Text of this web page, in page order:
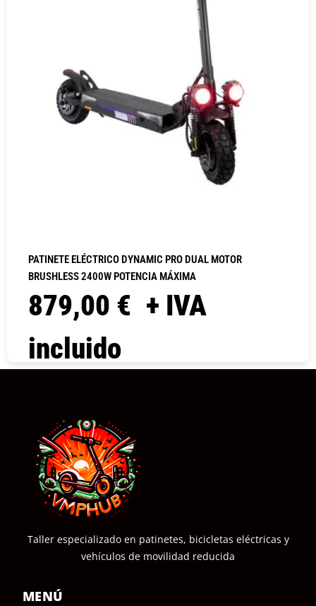
PATINETE ELÉCTRICO DYNAMIC PRO DUAL MOTOR
BRUSHLESS 2400W POTENCIA MÁXIMA
879,00 € + IVA
incluido
Taller especializado en patinetes, bicicletas eléctricas y
vehículos de movilidad reducida
MENÚ